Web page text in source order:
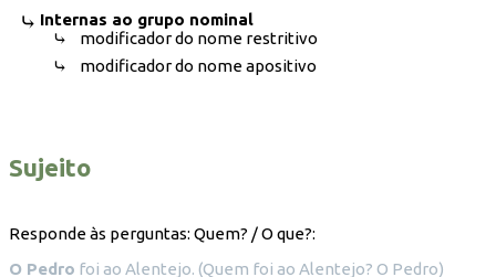
Internas ao grupo nominal
modificador do nome restritivo
modificador do nome apositivo
Sujeito
Responde às perguntas: Quem? / O que?:
O Pedro foi ao Alentejo. (Quem foi ao Alentejo? O Pedro)